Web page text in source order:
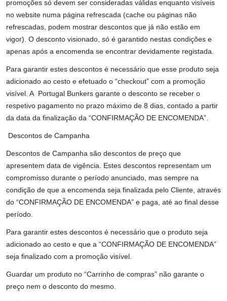
promoções só devem ser consideradas válidas enquanto visíveis
no website numa página refrescada (cache ou páginas não
refrescadas, podem mostrar descontos que já não estão em
vigor). O desconto visionado, só é garantido nestas condições e
apenas após a encomenda se encontrar devidamente registada.
Para garantir estes descontos é necessário que esse produto seja
adicionado ao cesto e efetuado o “checkout” com a promoção
visível. A Portugal Bunkers garante o desconto se receber o
respetivo pagamento no prazo máximo de 8 dias, contado a partir
da data da finalização da “CONFIRMAÇÃO DE ENCOMENDA”.
Descontos de Campanha
Descontos de Campanha são descontos de preço que
apresentem data de vigência. Estes descontos representam um
compromisso durante o período anunciado, mas sempre na
condição de que a encomenda seja finalizada pelo Cliente, através
do “CONFIRMAÇÃO DE ENCOMENDA” e paga, até ao final desse
período.
Para garantir estes descontos é necessário que o produto seja
adicionado ao cesto e que a “CONFIRMAÇÃO DE ENCOMENDA”
seja finalizado com a promoção visível.
Guardar um produto no “Carrinho de compras” não garante o
preço nem o desconto do mesmo.